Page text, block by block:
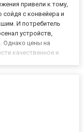
привели к тому,
сойдя с конвейера и
И потребитель
устройств,
Однако цены на
качественное и